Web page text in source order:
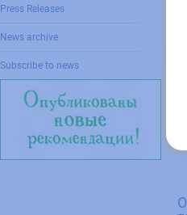
Press Releases
News archive
Subscribe to news